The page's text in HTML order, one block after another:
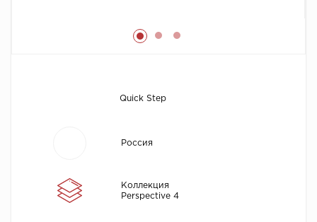
Quick Step
Россия
Коллекция
Perspective 4